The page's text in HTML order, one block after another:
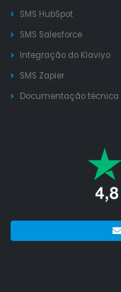
SMS HubSpot
SMS Salesforce
Integração do Klaviyo
SMS Zapier
Documentação técnica